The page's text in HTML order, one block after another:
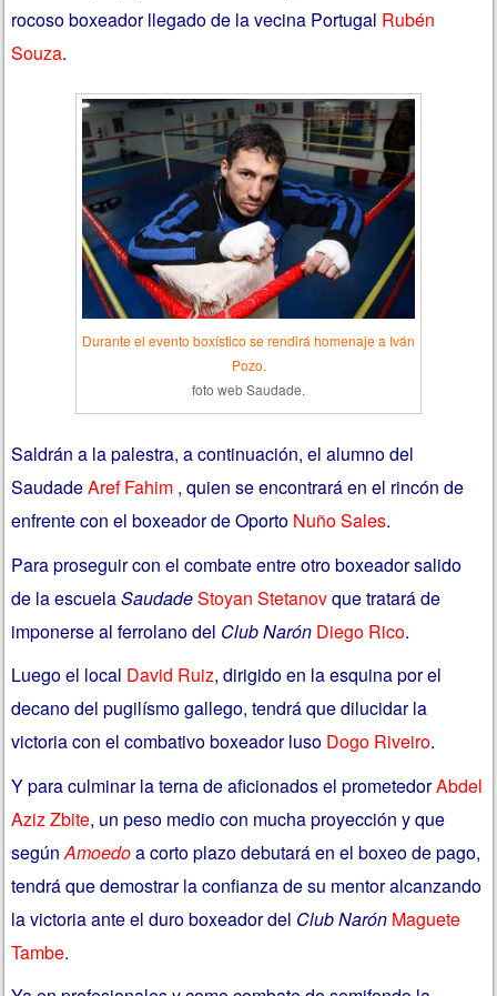
rocoso boxeador llegado de la vecina Portugal Rubén
Souza.
Durante el evento boxístico se rendirá homenaje a Iván
Pozo.
foto web Saudade.
Saldrán a la palestra, a continuación, el alumno del
SaudadeAref Fahim , quien se encontrará en el rincón de
enfrente con el boxeador de Oporto Nuño Sales.
Para proseguir con el combate entre otro boxeador salido
de la escuelaSaudadeStoyan Stetanovque tratará de
imponerse al ferrolano del Club Narón Diego Rico.
Luego el local David Ruiz, dirigido en la esquina por el
decano del pugilísmo gallego, tendrá que dilucidar la
victoria con el combativo boxeador luso Dogo Riveiro.
Y para culminar la terna de aficionados el prometedorAbdel
Aziz Zbite, un peso medio con mucha proyección y que
segúnAmoedoa corto plazo debutará en el boxeo de pago,
tendrá que demostrar la confianza de su mentor alcanzando
la victoria ante el duro boxeador del Club Narón Maguete
Tambe.